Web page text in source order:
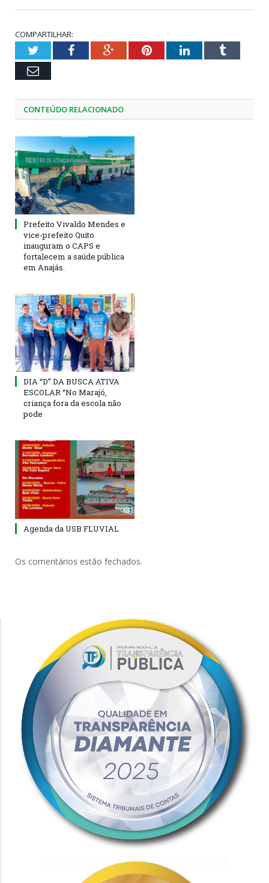
COMPARTILHAR:
TwitterFacebookGoogle+PinterestLinkedInTumblr
Email
CONTEÚDO RELACIONADO
Prefeito Vivaldo Mendes e
vice-prefeito Quito
inauguram o CAPS e
fortalecem a saúde pública
em Anajás.
DIA “D” DA BUSCA ATIVA
ESCOLAR “No Marajó,
criança fora da escola não
pode
Agenda da USB FLUVIAL
Os comentários estão fechados.